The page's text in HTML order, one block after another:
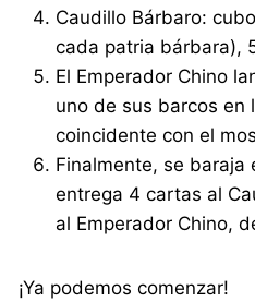
Caudillo Bárbaro:
cada patria bárbara),
El Emperador Chino
uno de sus barcos en
coincidente con el
Finalmente, se baraja
entrega 4 cartas al
al Emperador Chino,
¡Ya podemos comenzar!